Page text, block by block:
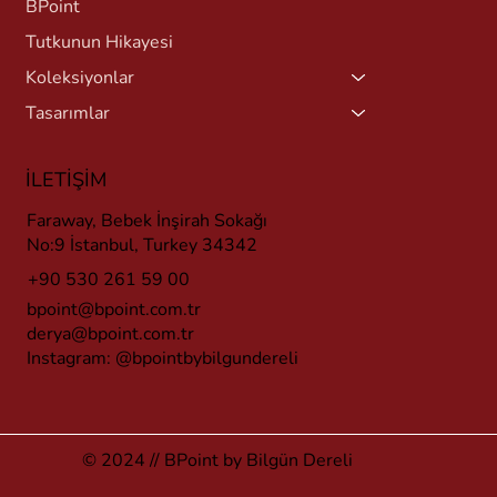
BPoint
Tutkunun Hikayesi
Koleksiyonlar
Tasarımlar
İLETİŞİM
Faraway, Bebek İnşirah Sokağı
No:9 İstanbul, Turkey 34342
+90 530 261 59 00
bpoint@bpoint.com.tr
derya@bpoint.com.tr
Instagram: @bpointbybilgundereli
© 2024 // BPoint by Bilgün Dereli